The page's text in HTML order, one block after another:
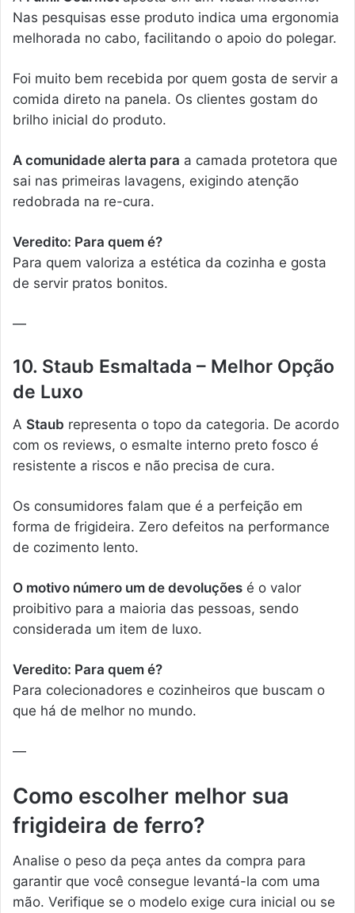
Nas pesquisas esse produto indica uma ergonomia
melhorada no cabo, facilitando o apoio do polegar.
Foi muito bem recebida por quem gosta de servir a
comida direto na panela. Os clientes gostam do
brilho inicial do produto.
A comunidade alerta para a camada protetora que
sai nas primeiras lavagens, exigindo atenção
redobrada na re-cura.
Veredito: Para quem é?
Para quem valoriza a estética da cozinha e gosta
de servir pratos bonitos.
—
10. Staub Esmaltada – Melhor Opção
de Luxo
A Staub representa o topo da categoria. De acordo
com os reviews, o esmalte interno preto fosco é
resistente a riscos e não precisa de cura.
Os consumidores falam que é a perfeição em
forma de frigideira. Zero defeitos na performance
de cozimento lento.
O motivo número um de devoluções é o valor
proibitivo para a maioria das pessoas, sendo
considerada um item de luxo.
Veredito: Para quem é?
Para colecionadores e cozinheiros que buscam o
que há de melhor no mundo.
—
Como escolher melhor sua
frigideira de ferro?
Analise o peso da peça antes da compra para
garantir que você consegue levantá-la com uma
mão. Verifique se o modelo exige cura inicial ou se